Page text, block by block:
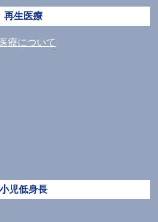
再生医療
療について
小児低身長